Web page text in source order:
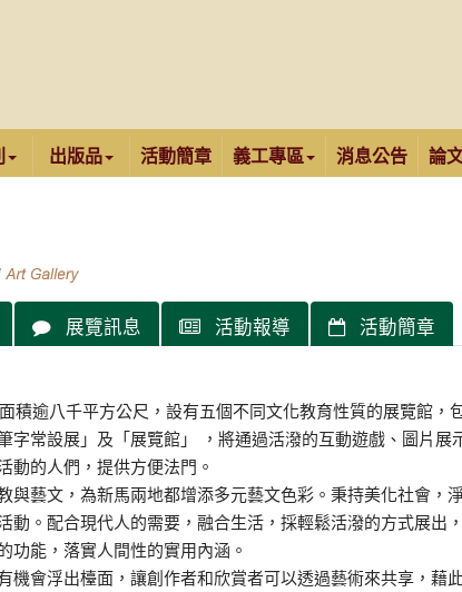
出版品 活動簡章 義工專區 消息公告 論
展覽訊息 活動報導 活動簡章
積逾八千平方公尺，設有五個不同文化教育性質的展覽館，
字常設展」及「展覽館」 ，將通過活潑的互動遊戲、圖片展
動的人們，提供方便法門。
藝文，為新馬兩地都增添多元藝文色彩。秉持美化社會，
。配合現代人的需要，融合生活，採輕鬆活潑的方式展出
功能，落實人間性的實用內涵。
會浮出檯面，讓創作者和欣賞者可以透過藝術來共享，藉